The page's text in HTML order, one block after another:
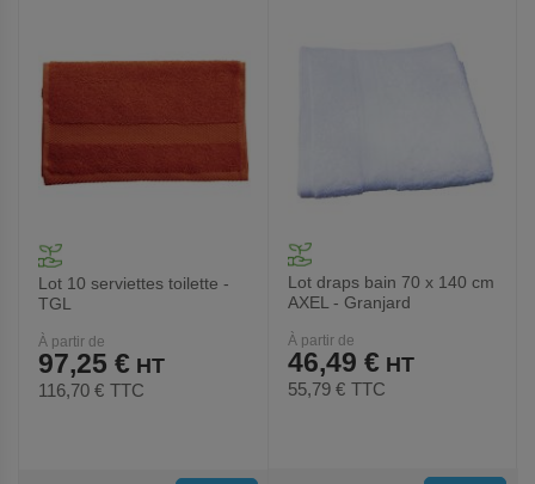
Lot 10 serviettes toilette -
TGL
À partir de
97,25 €
116,70 € TTC
Lot draps bain 70 x 140 cm
AXEL - Granjard
À partir de
46,49 €
55,79 € TTC